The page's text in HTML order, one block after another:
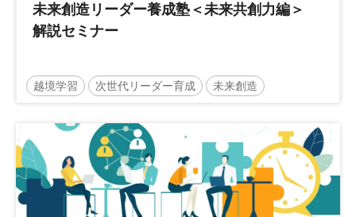
未来創造リーダー養成塾＜未来共創力編＞
解説セミナー
越境学習 次世代リーダー育成 未来創造